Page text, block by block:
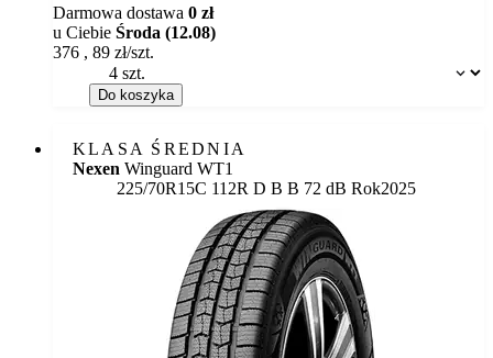
Dostępność:
Darmowa dostawa 0 zł
u Ciebie Środa (12.08)
376 , 89 zł/szt.
Do koszyka
KLASA ŚREDNIA
Nexen Winguard WT1
225/70R15C 112R Etykieta:
D B B 72 dB Rok2025